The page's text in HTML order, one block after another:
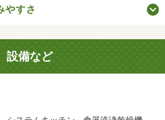
やすさ
設備など